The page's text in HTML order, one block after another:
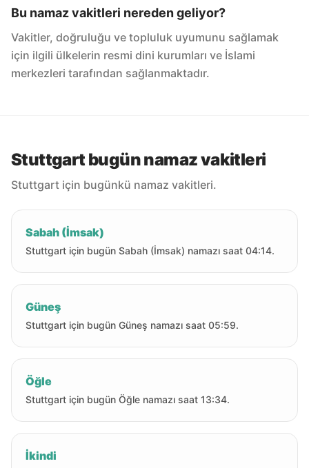
Bu namaz vakitleri nereden geliyor?
Vakitler, doğruluğu ve topluluk uyumunu sağlamak
için ilgili ülkelerin resmi dini kurumları ve İslami
merkezleri tarafından sağlanmaktadır.
Stuttgart bugün namaz vakitleri
Stuttgart için bugünkü namaz vakitleri.
Sabah (İmsak)
Stuttgart için bugün Sabah (İmsak) namazı saat 04:14.
Güneş
Stuttgart için bugün Güneş namazı saat 05:59.
Öğle
Stuttgart için bugün Öğle namazı saat 13:34.
İkindi